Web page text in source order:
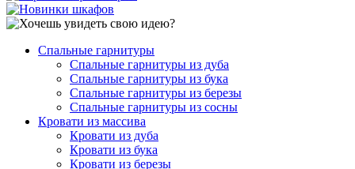
Спальные гарнитуры
Спальные гарнитуры из дуба
Спальные гарнитуры из бука
Спальные гарнитуры из березы
Спальные гарнитуры из сосны
Кровати из массива
Кровати из дуба
Кровати из бука
Кровати из березы